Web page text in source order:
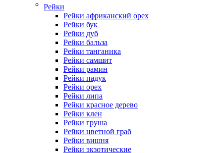
Рейки
Рейки африканский орех
Рейки бук
Рейки дуб
Рейки бальза
Рейки танганика
Рейки самшит
Рейки рамин
Рейки падук
Рейки орех
Рейки липа
Рейки красное дерево
Рейки клен
Рейки груша
Рейки цветной граб
Рейки вишня
Рейки экзотические